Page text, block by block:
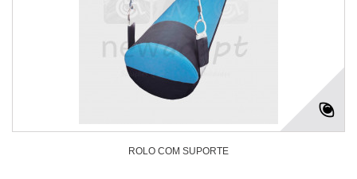
ROLO COM SUPORTE